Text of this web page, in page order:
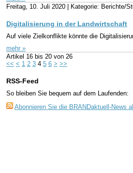
Freitag, 10. Juli 2020 |
Kategorie: Berichte/
Digitalisierung in der Landwirtschaft
Auf viele Zielkonflikte könnte die
mehr »
Artikel 16 bis 20von 26
<< < 1 2 3 4 5 6 > >>
RSS-Feed
So bleiben Sie bequem auf dem Laufenden:
Abonnieren Sie die BRANDaktuell-News